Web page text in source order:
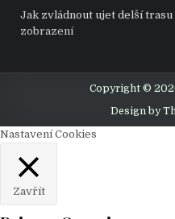
Jak zvládnout ujet delší
zobrazení
Copyright ©
Design by
Nastavení Cookies
Zavřít